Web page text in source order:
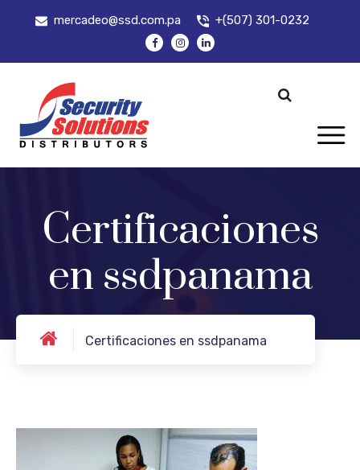
mercadeo@ssd.com.pa +(507) 301-0232
Certificaciones
en ssdpanama
Certificaciones en ssdpanama